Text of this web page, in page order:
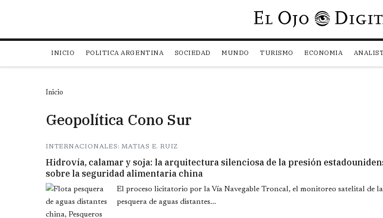
Pasar al
INICIO POLITICA ARGENTINA SOCIEDAD MUNDO TURISMO ECONOMIA
Inicio
Geopolítica Cono Sur
INTERNACIONALES: MATIAS E. RUIZ
Hidrovía, calamar y soja: la arquitectura silenciosa de la presión
sobre la seguridad alimentaria china
El proceso licitatorio por la Vía Navegable Troncal, el monitoreo satelital de
pesquera de aguas distantes...